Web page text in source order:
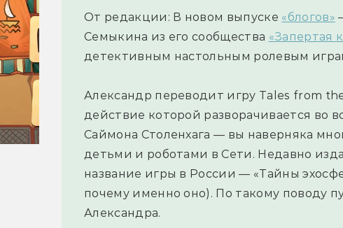
От редакции: В новом выпуске «блогов»
Семыкина из его сообщества «Запертая
детективным настольным ролевым
Александр переводит игру Tales from
действие которой разворачивается во
Саймона Столенхага — вы наверняка
детьми и роботами в Сети. Недавно
название игры в России — «Тайны
почему именно оно). По такому поводу
Александра.